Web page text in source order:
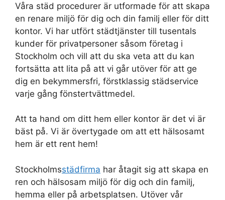
Våra städ procedurer är utformade för att skapa
en renare miljö för dig och din familj eller för ditt
kontor. Vi har utfört städtjänster till tusentals
kunder för privatpersoner såsom företag i
Stockholm och vill att du ska veta att du kan
fortsätta att lita på att vi går utöver för att ge
dig en bekymmersfri, förstklassig städservice
varje gång fönstertvättmedel.
Att ta hand om ditt hem eller kontor är det vi är
bäst på. Vi är övertygade om att ett hälsosamt
hem är ett rent hem!
Stockholmsstädfirma har åtagit sig att skapa en
ren och hälsosam miljö för dig och din familj,
hemma eller på arbetsplatsen. Utöver vår